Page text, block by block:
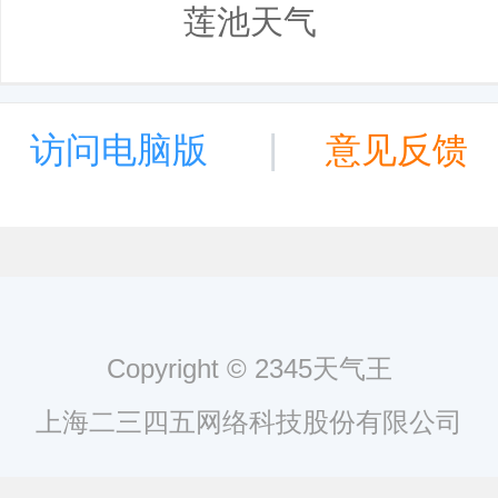
莲池天气
访问电脑版 | 意见反馈
Copyright © 2345天气王
上海二三四五网络科技股份有限公司